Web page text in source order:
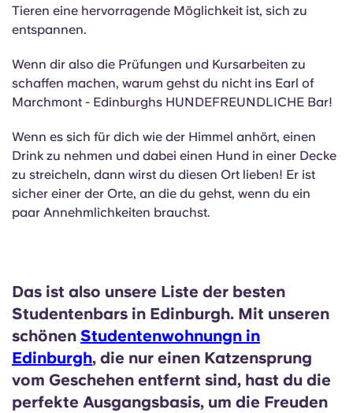
Tieren eine hervorragende Möglichkeit ist, sich zu
entspannen.
Wenn dir also die Prüfungen und Kursarbeiten zu
schaffen machen, warum gehst du nicht ins Earl of
Marchmont - Edinburghs HUNDEFREUNDLICHE Bar!
Wenn es sich für dich wie der Himmel anhört, einen
Drink zu nehmen und dabei einen Hund in einer Decke
zu streicheln, dann wirst du diesen Ort lieben! Er ist
sicher einer der Orte, an die du gehst, wenn du ein
paar Annehmlichkeiten brauchst.
Das ist also unsere Liste der besten
Studentenbars in Edinburgh. Mit unseren
schönen Studentenwohnungn in
Edinburgh, die nur einen Katzensprung
vom Geschehen entfernt sind, hast du die
perfekte Ausgangsbasis, um die Freuden